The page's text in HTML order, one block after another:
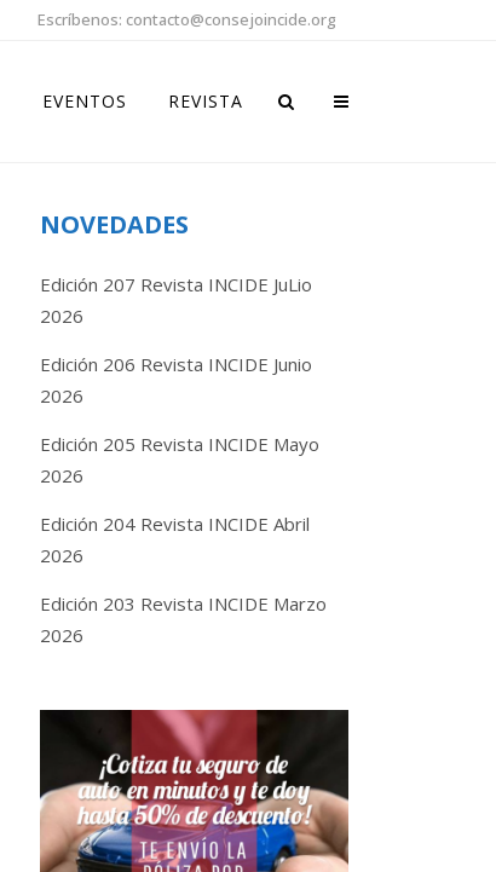
Escríbenos: contacto@consejoincide.org
EVENTOS REVISTA
NOVEDADES
Edición 207 Revista INCIDE JuLio
2026
Edición 206 Revista INCIDE Junio
2026
Edición 205 Revista INCIDE Mayo
2026
Edición 204 Revista INCIDE Abril
2026
Edición 203 Revista INCIDE Marzo
2026